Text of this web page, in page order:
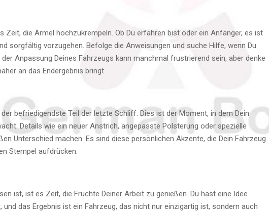
Zeit, die Ärmel hochzukrempeln. Ob Du erfahren bist oder ein Anfänger, es ist
sorgfältig vorzugehen. Befolge die Anweisungen und suche Hilfe, wenn Du
Anpassung Deines Fahrzeugs kann manchmal frustrierend sein, aber denke
an das Endergebnis bringt.
befriedigendste Teil der letzte Schliff. Dies ist der Moment, in dem Dein
Details wie ein neuer Anstrich, angepasste Polsterung oder spezielle
Unterschied machen. Es sind diese persönlichen Akzente, die Dein Fahrzeug
Stempel aufdrücken.
ist, ist es Zeit, die Früchte Deiner Arbeit zu genießen. Du hast eine Idee
das Ergebnis ist ein Fahrzeug, das nicht nur einzigartig ist, sondern auch